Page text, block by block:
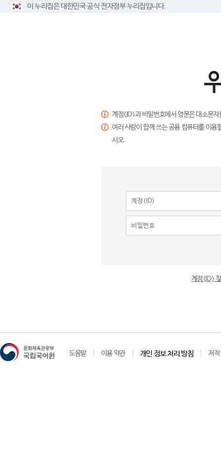
이 누리집은 대한민국 공식 전자정부 누리집입니다.
계정(ID)과 비밀번호에서 영문은 대소문
여러 사람이 함께 쓰는 공용 컴퓨터를 이
시오.
계정(ID)
도움말 이용 약관 개인 정보 처리 방침 저